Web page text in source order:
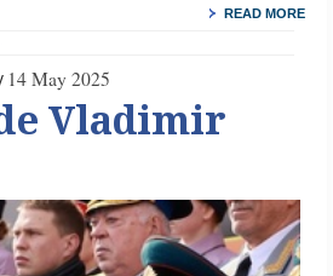
READ MORE
14 May 2025
Vladimir